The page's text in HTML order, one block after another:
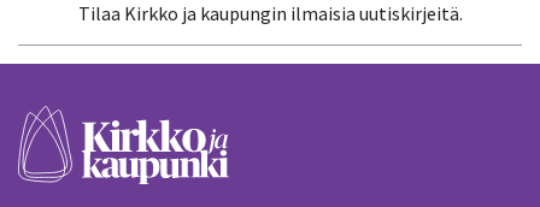
Tilaa Kirkko ja kaupungin ilmaisia uutiskirjeitä.